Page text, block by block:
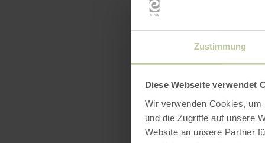
Zustimmung
Diese Webseite verwendet
Wir verwenden Cookies,
und die Zugriffe auf unsere
Website an unsere Partner